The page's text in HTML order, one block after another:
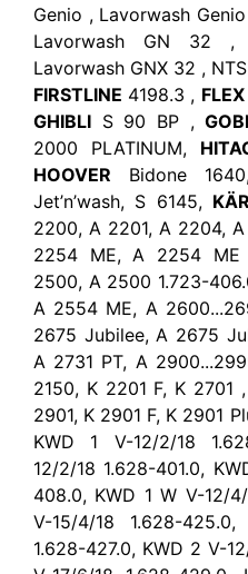
Genio , Lavorwash
Lavorwash GN 32 ,
Lavorwash GNX 32 ,
FIRSTLINE 4198.3 , FLEX
GHIBLI S 90 BP ,
2000 PLATINUM,
HOOVER Bidone
Jet’n’wash, S 6145,
2200, A 2201, A 2204,
2254 ME, A 2254 ME
2500, A 2500 1.723-
A 2554 ME, A
2675 Jubilee, A 2675
A 2731 PT, A
2150, K 2201 F, K 2701
2901, K 2901 F, K 2901
KWD 1 V-12/2/18
12/2/18 1.628-401.0,
408.0, KWD 1 W V-12/
V-15/4/18 1.628-
1.628-427.0, KWD 2 V-